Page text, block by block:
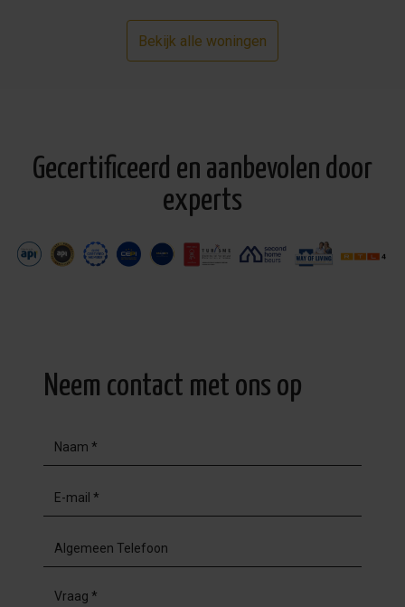
Bekijk alle woningen
Gecertificeerd en aanbevolen door
experts
Neem contact met ons op